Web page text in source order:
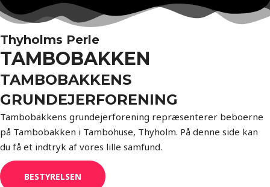
Thyholms Perle
TAMBOBAKKEN
TAMBOBAKKENS
GRUNDEJERFORENING
Tambobakkens grundejerforening repræsenterer beboerne
på Tambobakken i Tambohuse, Thyholm. På denne side kan
du få et indtryk af vores lille samfund.
BESTYRELSEN